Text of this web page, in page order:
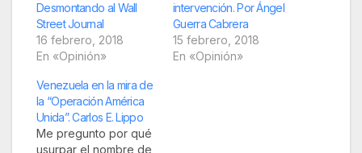
Desmontando al Wall
Street Journal
16 febrero, 2018
En «Opinión»
intervención. Por Ángel
Guerra Cabrera
15 febrero, 2018
En «Opinión»
Venezuela en la mira de
la “Operación América
Unida”. Carlos E. Lippo
Me pregunto por qué
usurpar el nombre de